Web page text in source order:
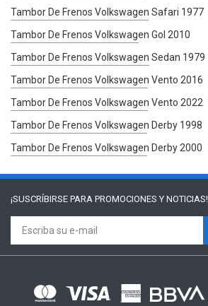
Tambor De Frenos Volkswagen Safari 1977
Tambor De Frenos Volkswagen Gol 2010
Tambor De Frenos Volkswagen Sedan 1979
Tambor De Frenos Volkswagen Vento 2016
Tambor De Frenos Volkswagen Vento 2022
Tambor De Frenos Volkswagen Derby 1998
Tambor De Frenos Volkswagen Derby 2000
¡SUSCRÍBIRSE PARA PROMOCIONES Y NOTICIAS!